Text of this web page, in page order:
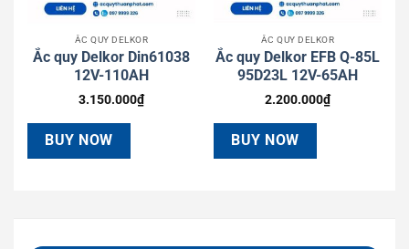
ẮC QUY DELKOR
Ắc quy Delkor Din61038
12V-110AH
3.150.000₫
BUY NOW
ẮC QUY DELKOR
Ắc quy Delkor EFB Q-85L
95D23L 12V-65AH
2.200.000₫
BUY NOW